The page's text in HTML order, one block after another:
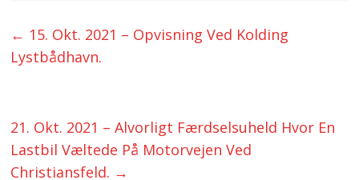
← 15. Okt. 2021 – Opvisning Ved Kolding
Lystbådhavn.
21. Okt. 2021 – Alvorligt Færdselsuheld Hvor En
Lastbil Væltede På Motorvejen Ved
Christiansfeld. →